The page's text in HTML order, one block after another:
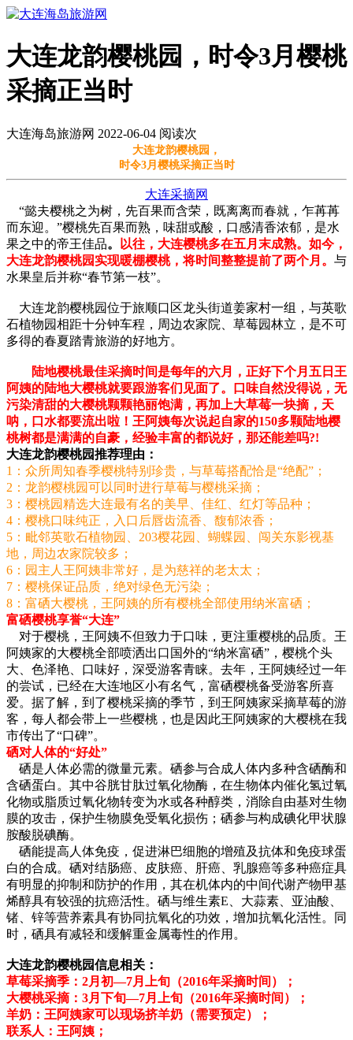
大连龙韵樱桃园，时令3月樱桃
采摘正当时
大连海岛旅游网 2022-06-04 阅读次
大连龙韵樱桃园，
时令3月樱桃采摘正当时
大连采摘网
“懿夫樱桃之为树，先百果而含荣，既离离而春就，乍苒苒
而东迎。”樱桃先百果而熟，味甜或酸，口感清香浓郁，是水
果之中的帝王佳品。
以往，大连樱桃多在五月末成熟。如今，
大连龙韵樱桃园实现暖棚樱桃，将时间整整提前了两个月。 与
水果皇后并称“春节第一枝”。
大连龙韵樱桃园位于旅顺口区龙头街道姜家村一组，与英歌
石植物园相距十分钟车程，周边农家院、草莓园林立，是不可
多得的春夏踏青旅游的好地方。
陆地樱桃最佳采摘时间是每年的六月，正好下个月五日王
阿姨的陆地大樱桃就要跟游客们见面了。口味自然没得说，无
污染清甜的大樱桃颗颗艳丽饱满，再加上大草莓一块摘，天
呐，口水都要流出啦！王阿姨每次说起自家的150多颗陆地樱
桃树都是满满的自豪，经验丰富的都说好，那还能差吗?!
大连龙韵樱桃园推荐理由：
1：众所周知春季樱桃特别珍贵，与草莓搭配恰是“绝配”；
2：龙韵樱桃园可以同时进行草莓与樱桃采摘；
3：樱桃园精选大连最有名的美早、佳红、红灯等品种；
4：樱桃口味纯正，入口后唇齿流香、馥郁浓香；
5：毗邻英歌石植物园、203樱花园、蝴蝶园、闯关东影视基
地，周边农家院较多；
6：园主人王阿姨非常好，是为慈祥的老太太；
7：樱桃保证品质，绝对绿色无污染；
8：富硒大樱桃，王阿姨的所有樱桃全部使用纳米富硒；
富硒樱桃享誉“大连”
对于樱桃，王阿姨不但致力于口味，更注重樱桃的品质。王
阿姨家的大樱桃全部喷洒出口国外的“纳米富硒”，樱桃个头
大、色泽艳、口味好，深受游客青睐。去年，王阿姨经过一年
的尝试，已经在大连地区小有名气，富硒樱桃备受游客所喜
爱。据了解，到了樱桃采摘的季节，到王阿姨家采摘草莓的游
客，每人都会带上一些樱桃，也是因此王阿姨家的大樱桃在我
市传出了“口碑”。
硒对人体的“好处”
硒是人体必需的微量元素。硒参与合成人体内多种含硒酶和
含硒蛋白。其中谷胱甘肽过氧化物酶，在生物体内催化氢过氧
化物或脂质过氧化物转变为水或各种醇类，消除自由基对生物
膜的攻击，保护生物膜免受氧化损伤；硒参与构成碘化甲状腺
胺酸脱碘酶。
硒能提高人体免疫，促进淋巴细胞的增殖及抗体和免疫球蛋
白的合成。硒对结肠癌、皮肤癌、肝癌、乳腺癌等多种癌症具
有明显的抑制和防护的作用，其在机体内的中间代谢产物甲基
烯醇具有较强的抗癌活性。硒与维生素E、大蒜素、亚油酸、
锗、锌等营养素具有协同抗氧化的功效，增加抗氧化活性。同
时，硒具有减轻和缓解重金属毒性的作用。
大连龙韵樱桃园信息相关：
草莓采摘季：2月初—7月上旬（2016年采摘时间）；
大樱桃采摘：3月下旬—7月上旬 （2016年采摘时间）；
羊奶：王阿姨家可以现场挤羊奶（需要预定）；
联系人：王阿姨；